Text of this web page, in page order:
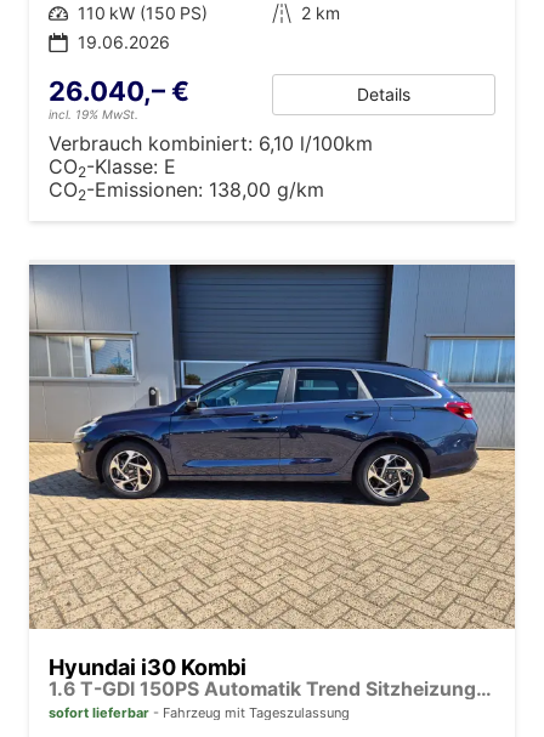
Leistung 110 kW (150 PS) Kilometerstand 2 km
19.06.2026
26.040,– €
incl. 19% MwSt.
Details
Verbrauch kombiniert: 6,10 l/100km
CO2-Klasse: E
CO2-Emissionen: 138,00 g/km
Hyundai i30 Kombi
1.6 T-GDI 150PS Automatik Trend Sitzheizung Lenkradheizung Klimaautomatik PDC v+h Rückf.Kamera Navi Apple CarPlay + Android Auto 16"LM
sofort lieferbar Fahrzeug mit Tageszulassung